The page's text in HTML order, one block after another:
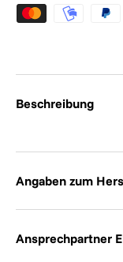
Beschreibung
Angaben zum
Ansprechpartner